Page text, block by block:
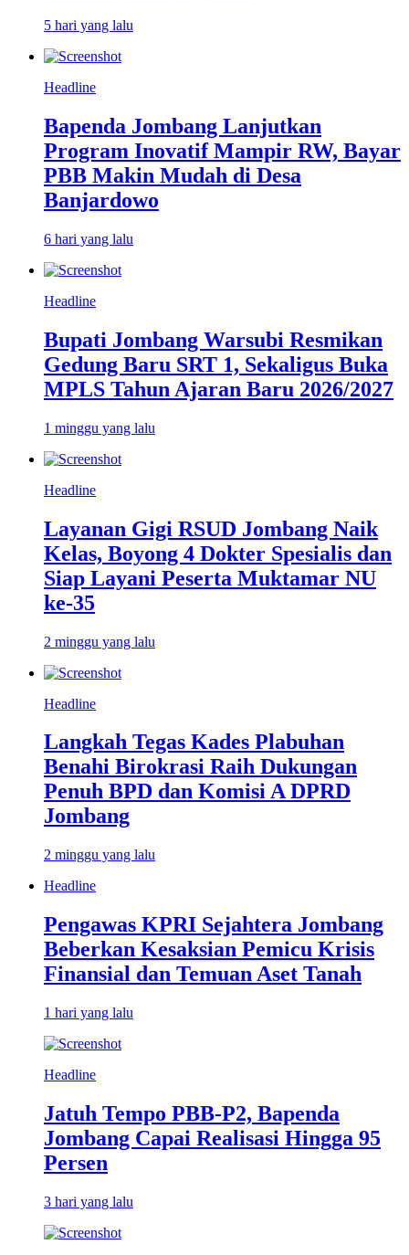
5 hari yang lalu
Headline
Bapenda Jombang Lanjutkan
Program Inovatif Mampir RW, Bayar
PBB Makin Mudah di Desa
Banjardowo
6 hari yang lalu
Headline
Bupati Jombang Warsubi Resmikan
Gedung Baru SRT 1, Sekaligus Buka
MPLS Tahun Ajaran Baru 2026/2027
1 minggu yang lalu
Headline
Layanan Gigi RSUD Jombang Naik
Kelas, Boyong 4 Dokter Spesialis dan
Siap Layani Peserta Muktamar NU
ke-35
2 minggu yang lalu
Headline
Langkah Tegas Kades Plabuhan
Benahi Birokrasi Raih Dukungan
Penuh BPD dan Komisi A DPRD
Jombang
2 minggu yang lalu
Headline
Pengawas KPRI Sejahtera Jombang
Beberkan Kesaksian Pemicu Krisis
Finansial dan Temuan Aset Tanah
1 hari yang lalu
Headline
Jatuh Tempo PBB-P2, Bapenda
Jombang Capai Realisasi Hingga 95
Persen
3 hari yang lalu